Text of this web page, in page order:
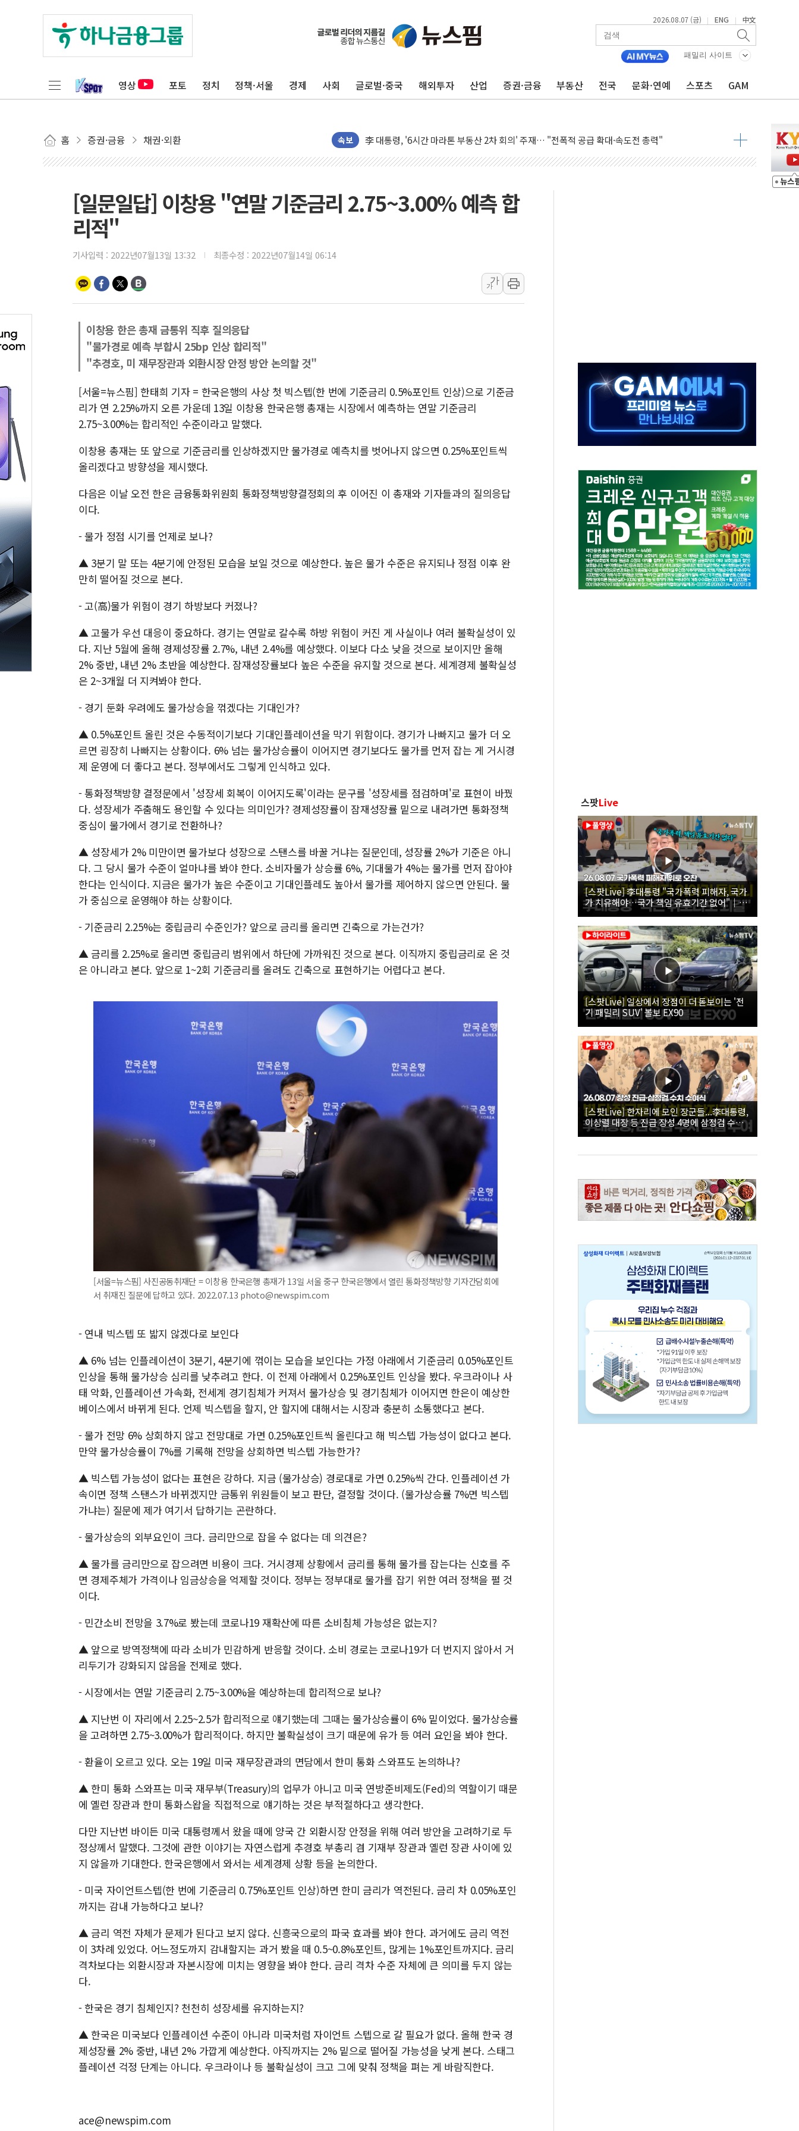
2026.08.07 (금) | ENG | 中文
패밀리 사이트
영상 포토 정치 정책·서울 경제 사회 글로벌·중국 해외투자 산업 증권·금융 부동산 전국 문화·연예 스포츠 GAM
홈 증권·금융 채권·외환 속보
뉴욕증시 개장 전 특징주...아틀라시안·클라우드플레어·태양광주↑ VS 트레이드데스크·웬디스↓
보훈부, 미 DPAA와 MOU… "6·25 미군 실종자 7359명 끝까지 찾겠다"
특정 정치인 측근 포항시 정책특보 내정설...포항시 '시끌'
李 "해남 태양광, 대한민국 다음 100년 밑거름…수도권 집중 완화 전환점"
트럼프, 中 겨냥 폴리실리콘 관세 15% 부과…美 태양광주 급등
[사진] 빈살만과 에르도안의 만남
남동발전, 해남군에 국내 최대 규모 400MW 태양광 착공…여의도 1.6배 규모
[인도증시] 중동 불안 속 유가 상승에 소폭 하락...금융주 낙폭 커
신길동 신축도 3.3㎡당 7250만원…써밋 클라비온 59㎡ 18억원대
용산공원·그린벨트로 또 충돌…반복되는 국토부-서울시 '정책 엇박자'
'찜통더위'에 전력수요 역대 최고치 경신…한낮 총수요 104.3GW 기록
[일문일답] 이창용 "연말 기준금리 2.75~3.00% 예측 합
리적"
기사입력 : 2022년07월13일 13:32 최종수정 : 2022년07월14일 06:14
가
가
이창용 한은 총재 금통위 직후 질의응답
"물가경로 예측 부합시 25bp 인상 합리적"
"추경호, 미 재무장관과 외환시장 안정 방안 논의할 것"
[서울=뉴스핌] 한태희 기자 = 한국은행의 사상 첫 빅스텝(한 번에 기준금리 0.5%포인트 인상)으로 기준금
리가 연 2.25%까지 오른 가운데 13일 이창용 한국은행 총재는 시장에서 예측하는 연말 기준금리
2.75~3.00%는 합리적인 수준이라고 말했다.
이창용 총재는 또 앞으로 기준금리를 인상하겠지만 물가경로 예측치를 벗어나지 않으면 0.25%포인트씩
올리겠다고 방향성을 제시했다.
다음은 이날 오전 한은 금융통화위원회 통화정책방향결정회의 후 이어진 이 총재와 기자들과의 질의응답
이다.
- 물가 정점 시기를 언제로 보나?
▲ 3분기 말 또는 4분기에 안정된 모습을 보일 것으로 예상한다. 높은 물가 수준은 유지되나 정점 이후 완
만히 떨어질 것으로 본다.
- 고(高)물가 위험이 경기 하방보다 커졌나?
▲ 고물가 우선 대응이 중요하다. 경기는 연말로 갈수록 하방 위험이 커진 게 사실이나 여러 불확실성이 있
다. 지난 5월에 올해 경제성장률 2.7%, 내년 2.4%를 예상했다. 이보다 다소 낮을 것으로 보이지만 올해
2% 중반, 내년 2% 초반을 예상한다. 잠재성장률보다 높은 수준을 유지할 것으로 본다. 세계경제 불확실성
은 2~3개월 더 지켜봐야 한다.
- 경기 둔화 우려에도 물가상승을 꺾겠다는 기대인가?
▲ 0.5%포인트 올린 것은 수동적이기보다 기대인플레이션을 막기 위함이다. 경기가 나빠지고 물가 더 오
르면 굉장히 나빠지는 상황이다. 6% 넘는 물가상승률이 이어지면 경기보다도 물가를 먼저 잡는 게 거시경
제 운영에 더 좋다고 본다. 정부에서도 그렇게 인식하고 있다.
- 통화정책방향 결정문에서 '성장세 회복이 이어지도록'이라는 문구를 '성장세를 점검하며'로 표현이 바꿨
다. 성장세가 주춤해도 용인할 수 있다는 의미인가? 경제성장률이 잠재성장률 밑으로 내려가면 통화정책
중심이 물가에서 경기로 전환하나?
▲ 성장세가 2% 미만이면 물가보다 성장으로 스탠스를 바꿀 거냐는 질문인데, 성장률 2%가 기준은 아니
다. 그 당시 물가 수준이 얼마냐를 봐야 한다. 소비자물가 상승률 6%, 기대물가 4%는 물가를 먼저 잡아야
한다는 인식이다. 지금은 물가가 높은 수준이고 기대인플레도 높아서 물가를 제어하지 않으면 안된다. 물
가 중심으로 운영해야 하는 상황이다.
- 기준금리 2.25%는 중립금리 수준인가? 앞으로 금리를 올리면 긴축으로 가는건가?
▲ 금리를 2.25%로 올리면 중립금리 범위에서 하단에 가까워진 것으로 본다. 이직까지 중립금리로 온 것
은 아니라고 본다. 앞으로 1~2회 기준금리를 올려도 긴축으로 표현하기는 어렵다고 본다.
[서울=뉴스핌] 사진공동취재단 = 이창용 한국은행 총재가 13일 서울 중구 한국은행에서 열린 통화정책방향 기자간담회에
서 취재진 질문에 답하고 있다. 2022.07.13 photo@newspim.com
- 연내 빅스텝 또 밟지 않겠다로 보인다
▲ 6% 넘는 인플레이션이 3분기, 4분기에 꺾이는 모습을 보인다는 가정 아래에서 기준금리 0.05%포인트
인상을 통해 물가상승 심리를 낮추려고 한다. 이 전제 아래에서 0.25%포인트 인상을 봤다. 우크라이나 사
태 악화, 인플레이션 가속화, 전세계 경기침체가 커져서 물가상승 및 경기침체가 이어지면 한은이 예상한
베이스에서 바뀌게 된다. 언제 빅스텝을 할지, 안 할지에 대해서는 시장과 충분히 소통했다고 본다.
- 물가 전망 6% 상회하지 않고 전망대로 가면 0.25%포인트씩 올린다고 해 빅스텝 가능성이 없다고 본다.
만약 물가상승률이 7%를 기록해 전망을 상회하면 빅스텝 가능한가?
▲ 빅스텝 가능성이 없다는 표현은 강하다. 지금 (물가상승) 경로대로 가면 0.25%씩 간다. 인플레이션 가
속이면 정책 스탠스가 바뀌겠지만 금통위 위원들이 보고 판단, 결정할 것이다. (물가상승률 7%면 빅스텝
가냐는) 질문에 제가 여기서 답하기는 곤란하다.
- 물가상승의 외부요인이 크다. 금리만으로 잡을 수 없다는 데 의견은?
▲ 물가를 금리만으로 잡으려면 비용이 크다. 거시경제 상황에서 금리를 통해 물가를 잡는다는 신호를 주
면 경제주체가 가격이나 임금상승을 억제할 것이다. 정부는 정부대로 물가를 잡기 위한 여러 정책을 펼 것
이다.
- 민간소비 전망을 3.7%로 봤는데 코로나19 재확산에 따른 소비침체 가능성은 없는지?
▲ 앞으로 방역정책에 따라 소비가 민감하게 반응할 것이다. 소비 경로는 코로나19가 더 번지지 않아서 거
리두기가 강화되지 않음을 전제로 했다.
- 시장에서는 연말 기준금리 2.75~3.00%을 예상하는데 합리적으로 보나?
▲ 지난번 이 자리에서 2.25~2.5가 합리적으로 얘기했는데 그때는 물가상승률이 6% 밑이었다. 물가상승률
을 고려하면 2.75~3.00%가 합리적이다. 하지만 불확실성이 크기 때문에 유가 등 여러 요인을 봐야 한다.
- 환율이 오르고 있다. 오는 19일 미국 재무장관과의 면담에서 한미 통화 스와프도 논의하나?
▲ 한미 통화 스와프는 미국 재무부(Treasury)의 업무가 아니고 미국 연방준비제도(Fed)의 역할이기 때문
에 옐런 장관과 한미 통화스왑을 직접적으로 얘기하는 것은 부적절하다고 생각한다.
다만 지난번 바이든 미국 대통령께서 왔을 때에 양국 간 외환시장 안정을 위해 여러 방안을 고려하기로 두
정상께서 말했다. 그것에 관한 이야기는 자연스럽게 추경호 부총리 겸 기재부 장관과 옐런 장관 사이에 있
지 않을까 기대한다. 한국은행에서 와서는 세계경제 상황 등을 논의한다.
- 미국 자이언트스텝(한 번에 기준금리 0.75%포인트 인상)하면 한미 금리가 역전된다. 금리 차 0.05%포인
까지는 감내 가능하다고 보나?
▲ 금리 역전 자체가 문제가 된다고 보지 않다. 신흥국으로의 파국 효과를 봐야 한다. 과거에도 금리 역전
이 3차례 있었다. 어느정도까지 감내할지는 과거 봤을 때 0.5~0.8%포인트, 많게는 1%포인트까지다. 금리
격차보다는 외환시장과 자본시장에 미치는 영향을 봐야 한다. 금리 격차 수준 자체에 큰 의미를 두지 않는
다.
- 한국은 경기 침체인지? 천천히 성장세를 유지하는지?
▲ 한국은 미국보다 인플레이션 수준이 아니라 미국처럼 자이언트 스텝으로 갈 필요가 없다. 올해 한국 경
제성장률 2% 중반, 내년 2% 가깝게 예상한다. 아직까지는 2% 밑으로 떨어질 가능성을 낮게 본다. 스태그
플레이션 걱정 단계는 아니다. 우크라이나 등 불확실성이 크고 그에 맞춰 정책을 펴는 게 바람직한다.
ace@newspim.com
스팟Live
[스팟Live] 李대통령 "국가폭력 피해자, 국가
가 치유해야…국가 책임 유효기간 없어"｜
26.08.07 국가폭력 피해자 위로 오찬
[스팟Live] 일상에서 장점이 더 돋보이는 '전
기 패밀리 SUV' 볼보 EX90
[스팟Live] 한자리에 모인 장군들...李대통령,
이상렬 대장 등 진급 장성 4명에 삼정검 수치
직접 수여｜26.08.07 장성 진급·삼정검 수치